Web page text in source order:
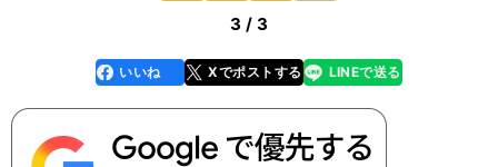
3 / 3
faceboo
k
いいね Xでポストする
line LINEで送る